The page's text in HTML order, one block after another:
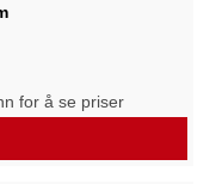
for å se priser